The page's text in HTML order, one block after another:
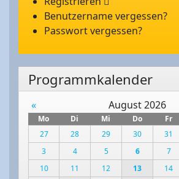
Benutzername vergessen?
Passwort vergessen?
Programmkalender
« August 2026
Mo Di Mi Do Fr
27
28 29 30 31
3
4 5 6 7
10
11 12 13 14